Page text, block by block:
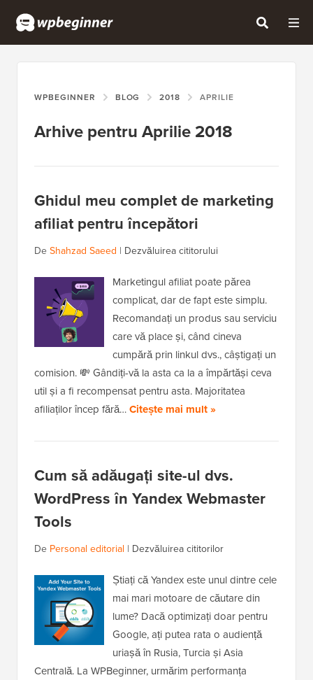
WPBEGINNER BLOG 2018 APRILIE
Arhive pentru Aprilie 2018
Ghidul meu complet de marketing
afiliat pentru începători
DeShahzad Saeed | Dezvăluirea cititorului
Marketingul afiliat poate părea
complicat, dar de fapt este simplu.
Recomandați un produs sau serviciu
care vă place și, când cineva
cumpără prin linkul dvs., câștigați un
comision. 💸 Gândiți-vă la asta ca la a împărtăși ceva
util și a fi recompensat pentru asta. Majoritatea
afiliaților încep fără…Citește mai mult »
Cum să adăugați site-ul dvs.
WordPress în Yandex Webmaster
Tools
De Personal editorial | Dezvăluirea cititorilor
Știați că Yandex este unul dintre cele
mai mari motoare de căutare din
lume? Dacă optimizați doar pentru
Google, ați putea rata o audiență
uriașă în Rusia, Turcia și Asia
Centrală. La WPBeginner, urmărim performanța